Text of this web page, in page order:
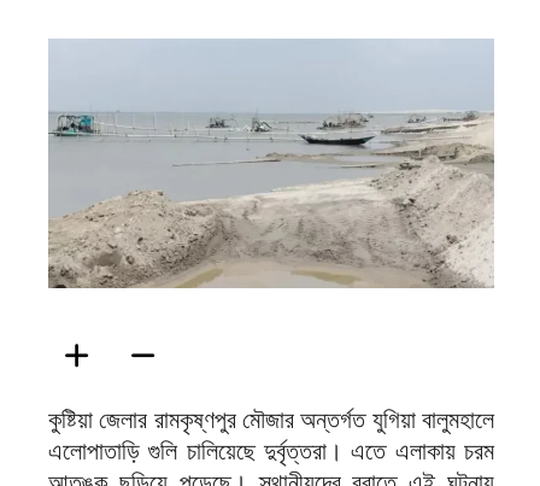
কুষ্টিয়া জেলার রামকৃষ্ণপুর মৌজার অন্তর্গত যুগিয়া বালুমহালে
এলোপাতাড়ি গুলি চালিয়েছে দুর্বৃত্তরা। এতে এলাকায় চরম